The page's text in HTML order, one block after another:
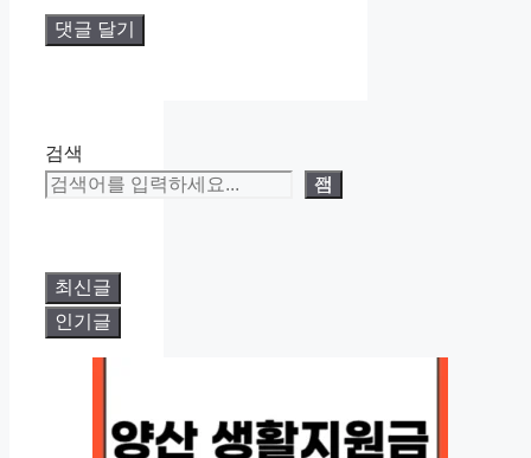
검색
검색
최신글
인기글